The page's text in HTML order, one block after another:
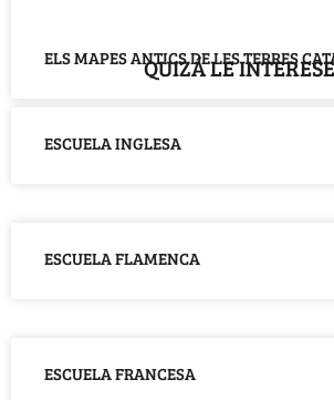
ELS MAPES ANTICS DE LES TERRES
QUIZÁ LE
ESCUELA INGLESA
ESCUELA FLAMENCA
ESCUELA FRANCESA